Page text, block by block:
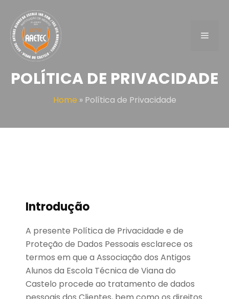
para
conteúdo
Menu
POLÍTICA DE PRIVACIDADE
Home » Política de Privacidade
Introdução
A presente Política de Privacidade e de
Proteção de Dados Pessoais esclarece os
termos em que a Associação dos Antigos
Alunos da Escola Técnica de Viana do
Castelo procede ao tratamento de dados